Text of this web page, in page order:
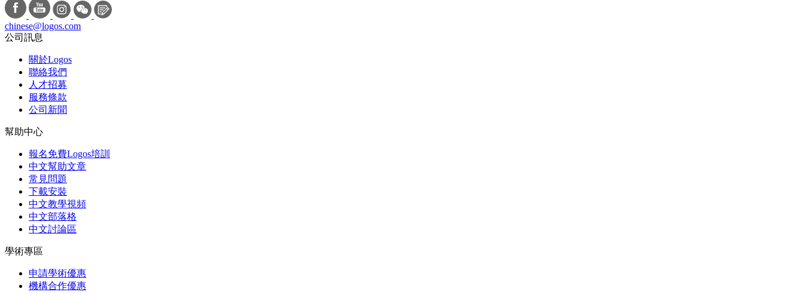
chinese@logos.com
公司訊息
關於Logos
聯絡我們
人才招募
服務條款
公司新聞
幫助中心
報名免費Logos培訓
中文幫助文章
常見問題
下載安裝
中文教學視頻
中文部落格
中文討論區
學術專區
申請學術優惠
機構合作優惠